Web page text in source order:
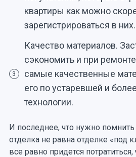
квартиры как можно
зарегистрироваться в них.
3
Качество материалов.
сэкономить и при
самые качественные
его по устаревшей и
технологии.
И последнее, что нужно
отделка не равна отделке «под
все равно придется